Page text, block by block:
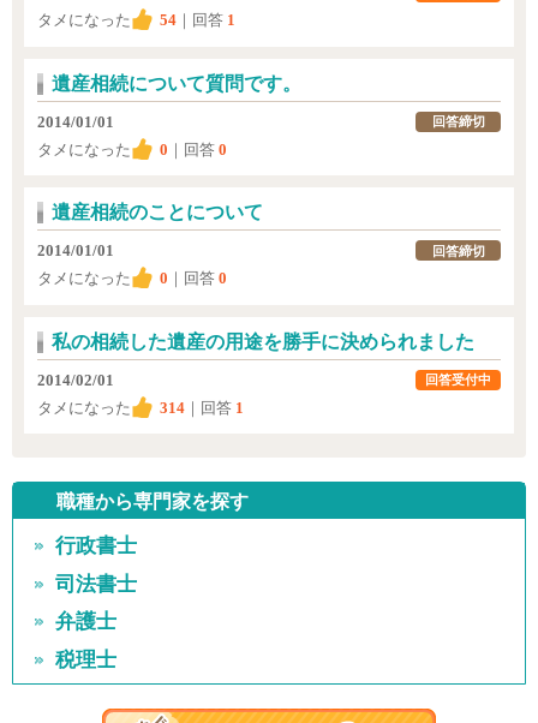
タメになった
54 ｜回答 1
遺産相続について質問です。
2014/01/01
タメになった
0 ｜回答 0
回答締切
遺産相続のことについて
2014/01/01
タメになった
0 ｜回答 0
回答締切
私の相続した遺産の用途を勝手に決められました
2014/02/01
タメになった
314 ｜回答 1
回答受付中
職種から専門家を探す
行政書士
司法書士
弁護士
税理士